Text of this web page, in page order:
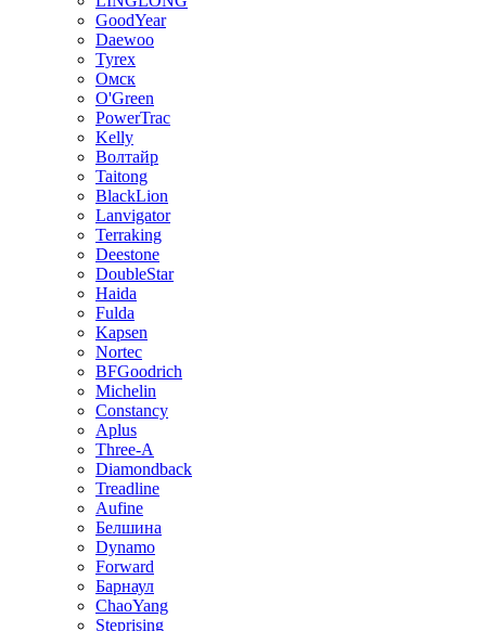
GoodYear
Daewoo
Tyrex
Омск
O'Green
PowerTrac
Kelly
Волтайр
Taitong
BlackLion
Lanvigator
Terraking
Deestone
DoubleStar
Haida
Fulda
Kapsen
Nortec
BFGoodrich
Michelin
Constancy
Aplus
Three-A
Diamondback
Treadline
Aufine
Белшина
Dynamo
Forward
Барнаул
ChaoYang
Steprising